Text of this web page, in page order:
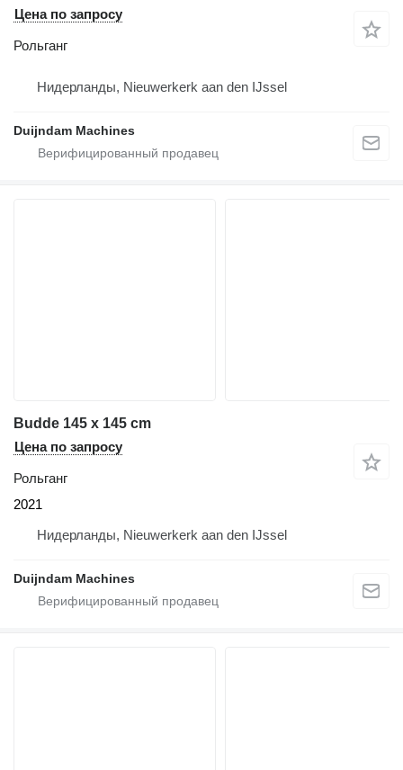
Цена по запросу
Рольганг
Нидерланды, Nieuwerkerk aan den IJssel
Duijndam Machines
Budde 145 x 145 cm
Цена по запросу
Рольганг
2021
Нидерланды, Nieuwerkerk aan den IJssel
Duijndam Machines